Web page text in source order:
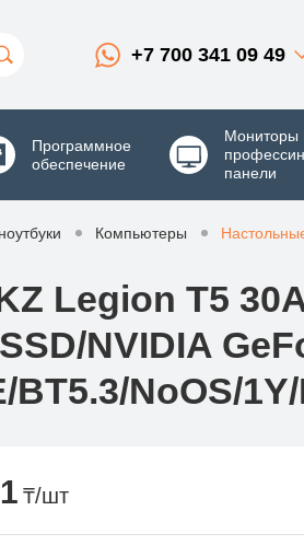
+7 700 341 09 49
Программное
обеспечение
Мониторы
панели
Компьютеры
Legion T5
NVIDIA
BT5.3/NoOS/
₸/шт